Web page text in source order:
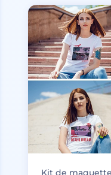
Kit de